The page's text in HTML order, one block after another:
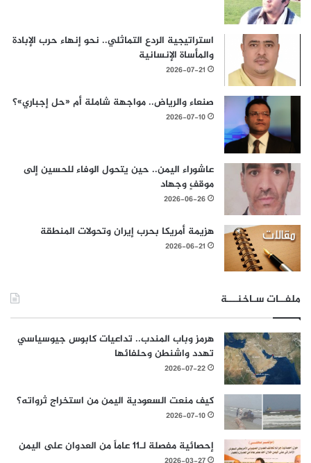
استراتيجية الردع التماثلي.. نحو إنهاء حرب الإبادة
والمأساة الإنسانية
2026-07-21
صنعاء والرياض.. مواجهة شاملة أم «حل إجباري»؟
2026-07-10
عاشوراء اليمن.. حين يتحول الوفاء للحسين إلى
موقفٍ وجهاد
2026-06-26
هزيمة أمريكا بحرب إيران وتحولات المنطقة
2026-06-21
ملفــات سـاخنـــة
هرمز وباب المندب.. تداعيات كابوس جيوسياسي
تهدد واشنطن وحلفائها
2026-07-22
كيف منعت السعودية اليمن من استخراج ثرواته؟
2026-07-10
إحصائية مفصلة لـ11 عاماً من العدوان على اليمن